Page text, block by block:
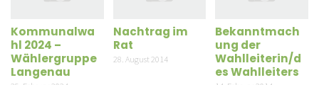
Kommunalwa
hl 2024 –
Wählergruppe
Langenau
Nachtrag im
Rat
28. August 2014
Bekanntmach
ung der
Wahlleiterin/d
es Wahlleiters